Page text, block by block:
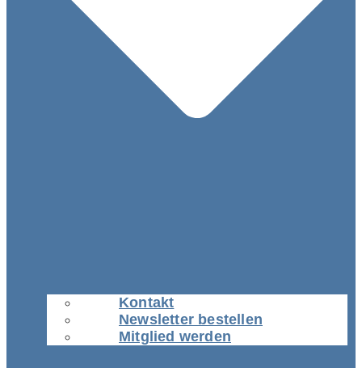
Kontakt
Newsletter bestellen
Mitglied werden